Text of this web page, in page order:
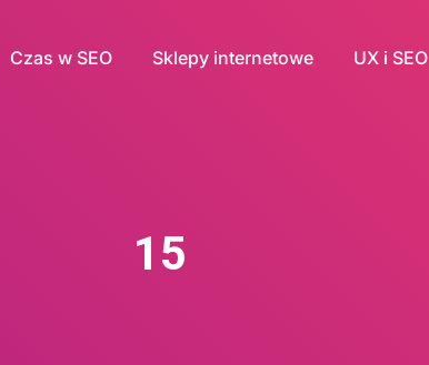
Czas w SEO Sklepy internetowe UX i SEO
15